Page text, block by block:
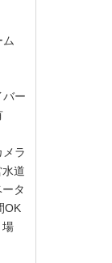
ム
バー
メラ
道
タ
OK
場